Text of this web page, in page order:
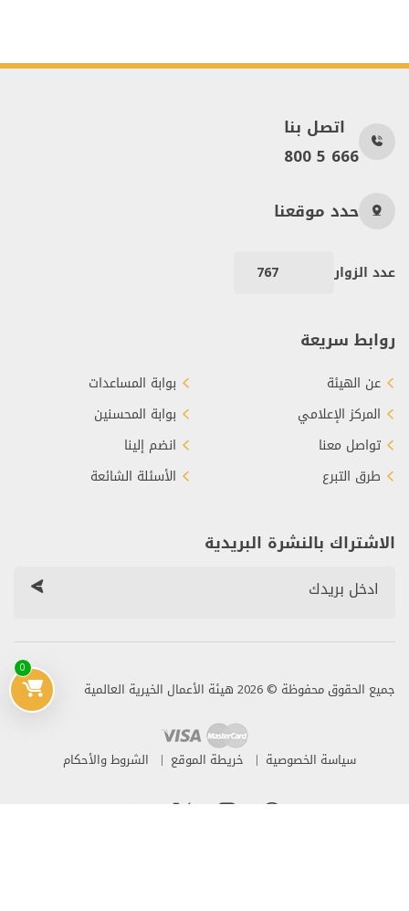
0
اتصل بنا
800 5 666
حدد موقعنا
عدد الزوار 767
روابط سريعة
عن الهيئة
المركز الإعلامي
تواصل معنا
طرق التبرع
بوابة المساعدات
بوابة المحسنين
انضم إلينا
الأسئلة الشائعة
الاشتراك بالنشرة البريدية
جميع الحقوق محفوظة © 2026 هيئة الأعمال الخيرية العالمية
سياسة الخصوصية خريطة الموقع الشروط والأحكام